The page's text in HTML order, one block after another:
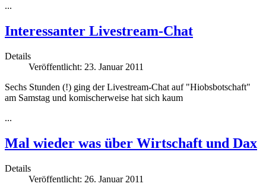
...
Interessanter Livestream-Chat
Details
Veröffentlicht: 23. Januar 2011
Sechs Stunden (!) ging der Livestream-Chat auf "Hiobsbotschaft"
am Samstag und komischerweise hat sich kaum
...
Mal wieder was über Wirtschaft und Dax
Details
Veröffentlicht: 26. Januar 2011